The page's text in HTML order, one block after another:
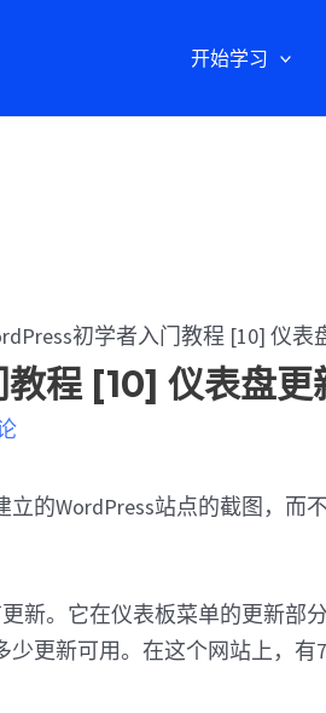
开始学习
初学者入门教程 [10] 仪表
程 [10] 仪表盘更
的WordPress站点的截图，而
新。它在仪表板菜单的更新部
更新可用。在这个网站上，有